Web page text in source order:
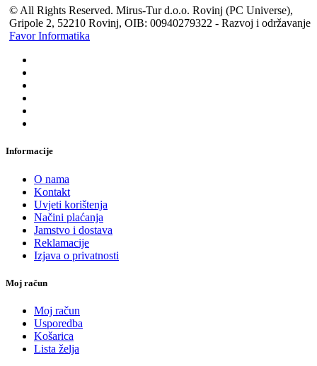
© All Rights Reserved. Mirus-Tur d.o.o. Rovinj (PC Universe),
Gripole 2, 52210 Rovinj, OIB: 00940279322 - Razvoj i održavanje
Favor Informatika
Informacije
O nama
Kontakt
Uvjeti korištenja
Načini plaćanja
Jamstvo i dostava
Reklamacije
Izjava o privatnosti
Moj račun
Moj račun
Usporedba
Košarica
Lista želja